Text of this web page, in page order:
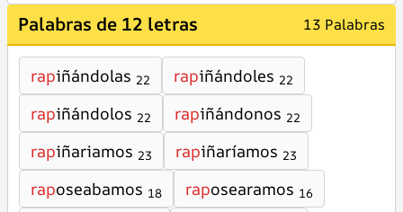
Palabras de 12 letras 13 Palabras
rapiñándolas 22 rapiñándoles 22
rapiñándolos 22 rapiñándonos 22
rapiñariamos 23 rapiñaríamos 23
raposeabamos 18 raposearamos 16